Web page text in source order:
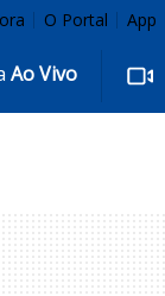
O Portal App
Ao Vivo